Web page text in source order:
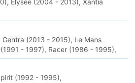
Elysee (2004 - 2013), Xantia
Gentra (2013 - 2015), Le Mans
- 1997), Racer (1986 - 1995),
(1992 - 1995),